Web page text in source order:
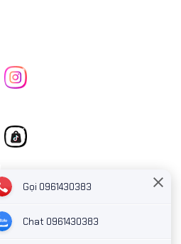
Gọi 0961430383
Chat 0961430383